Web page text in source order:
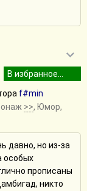
f#min
>>, Юмор,
давно, но из-за
особых
прописаны
никто